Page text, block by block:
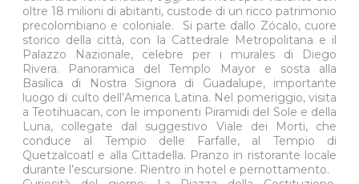
oltre 18 milioni di abitanti, custode di un ricco patrimonio
precolombiano e coloniale. Si parte dallo Zócalo, cuore
storico della città, con la Cattedrale Metropolitana e il
Palazzo Nazionale, celebre per i murales di Diego
Rivera. Panoramica del Templo Mayor e sosta alla
Basilica di Nostra Signora di Guadalupe, importante
luogo di culto dell’America Latina. Nel pomeriggio, visita
a Teotihuacan, con le imponenti Piramidi del Sole e della
Luna, collegate dal suggestivo Viale dei Morti, che
conduce al Tempio delle Farfalle, al Tempio di
Quetzalcoatl e alla Cittadella. Pranzo in ristorante locale
durante l’escursione. Rientro in hotel e pernottamento.